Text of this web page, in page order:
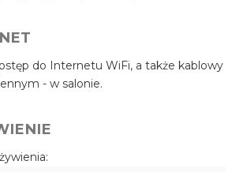
do Internetu WiFi, a także kablowy
- w salonie.